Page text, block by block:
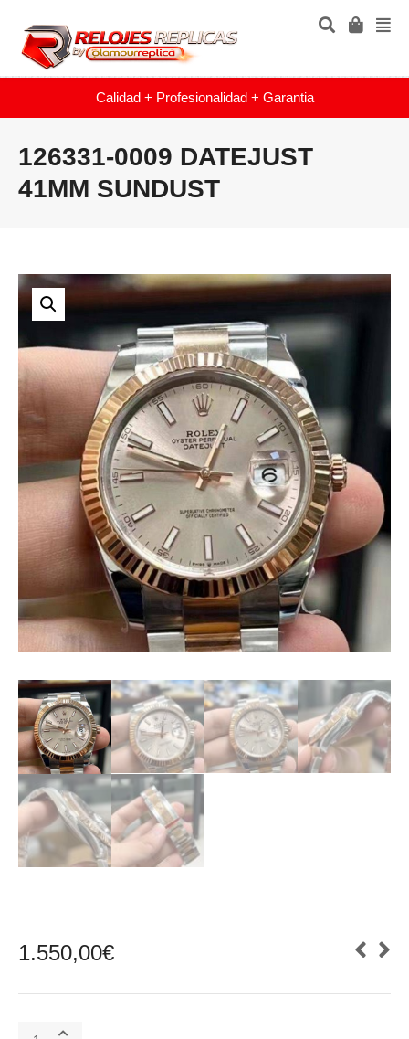
Calidad + Profesionalidad + Garantia
126331-0009 DATEJUST
41MM SUNDUST
1.550,00€
126331-